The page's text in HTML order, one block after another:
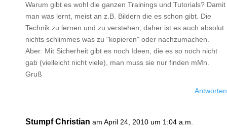
Warum gibt es wohl die ganzen Trainings und Tutorials? Damit
man was lernt, meist an z.B. Bildern die es schon gibt. Die
Technik zu lernen und zu verstehen, daher ist es auch absolut
nichts schlimmes was zu "kopieren" oder nachzumachen.
Aber: Mit Sicherheit gibt es noch Ideen, die es so noch nicht
gab (vielleicht nicht viele), man muss sie nur finden mMn.
Gruß
Antworten
Stumpf Christian am April 24, 2010 um 1:04 a.m.